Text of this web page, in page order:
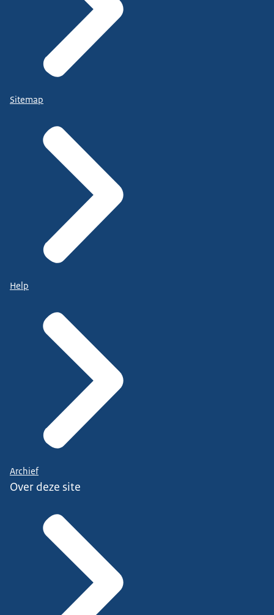
Sitemap
Help
Archief
Over deze site